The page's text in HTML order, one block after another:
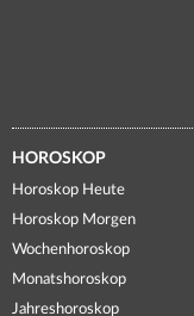
HOROSKOP
Horoskop Heute
Horoskop Morgen
Wochenhoroskop
Monatshoroskop
Jahreshoroskop